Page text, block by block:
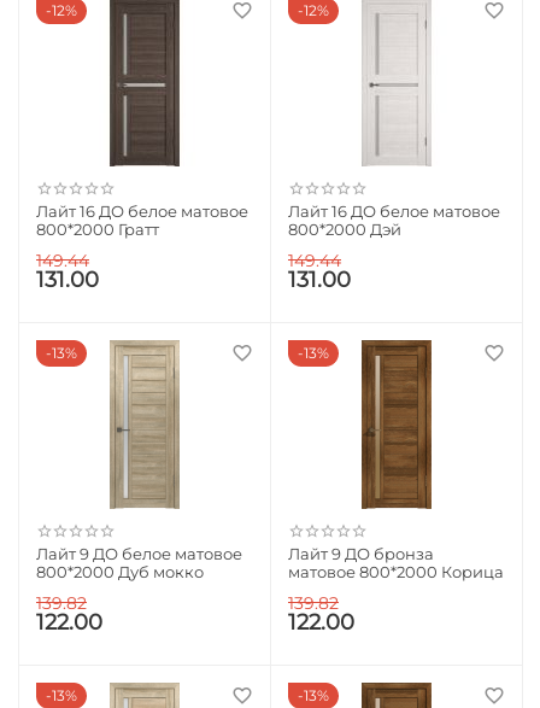
12%
Лайт 16 ДО белое матовое
800*2000 Гратт
149.44
131.00
12%
Лайт 16 ДО белое матовое
800*2000 Дэй
149.44
131.00
13%
Лайт 9 ДО белое матовое
800*2000 Дуб мокко
139.82
122.00
13%
Лайт 9 ДО бронза
матовое 800*2000 Корица
139.82
122.00
13% 13%